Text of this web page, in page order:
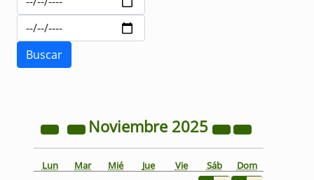
Noviembre 2025
Lun Mar Mié Jue Vie Sáb Dom